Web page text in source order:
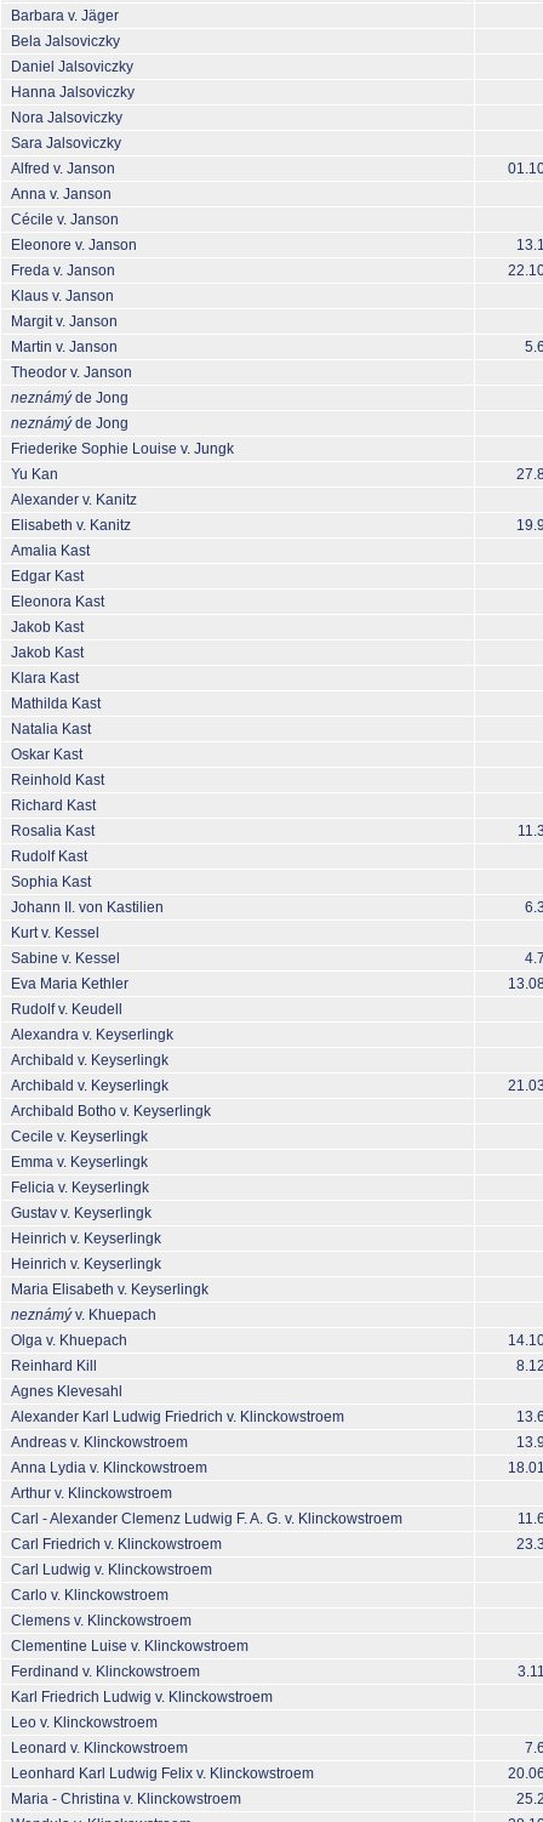
Barbara v. Jäger
Bela Jalsoviczky
Daniel Jalsoviczky
Hanna Jalsoviczky
Nora Jalsoviczky
Sara Jalsoviczky
Alfred v. Janson
Anna v. Janson
Cécile v. Janson
Eleonore v. Janson
Freda v. Janson
Klaus v. Janson
Margit v. Janson
Martin v. Janson
Theodor v. Janson
neznámýde Jong
neznámýde Jong
Friederike Sophie Louise v. Jungk
Yu Kan
Alexander v. Kanitz
Elisabeth v. Kanitz
Amalia Kast
Edgar Kast
Eleonora Kast
Jakob Kast
Jakob Kast
Klara Kast
Mathilda Kast
Natalia Kast
Oskar Kast
Reinhold Kast
Richard Kast
Rosalia Kast
Rudolf Kast
Sophia Kast
Johann II. von Kastilien
Kurt v. Kessel
Sabine v. Kessel
Eva Maria Kethler
Rudolf v. Keudell
Alexandra v. Keyserlingk
Archibald v. Keyserlingk
Archibald v. Keyserlingk
Archibald Botho v. Keyserlingk
Cecile v. Keyserlingk
Emma v. Keyserlingk
Felicia v. Keyserlingk
Gustav v. Keyserlingk
Heinrich v. Keyserlingk
Heinrich v. Keyserlingk
Maria Elisabeth v. Keyserlingk
neznámýv. Khuepach
Olga v. Khuepach
Reinhard Kill
Agnes Klevesahl
Alexander Karl Ludwig Friedrich v. Klinckowstroem
Andreas v. Klinckowstroem
Anna Lydia v. Klinckowstroem
Arthur v. Klinckowstroem
Carl - Alexander Clemenz Ludwig F. A. G. v. Klinckowstroem
Carl Friedrich v. Klinckowstroem
Carl Ludwig v. Klinckowstroem
Carlo v. Klinckowstroem
Clemens v. Klinckowstroem
Clementine Luise v. Klinckowstroem
Ferdinand v. Klinckowstroem
Karl Friedrich Ludwig v. Klinckowstroem
Leo v. Klinckowstroem
Leonard v. Klinckowstroem
Leonhard Karl Ludwig Felix v. Klinckowstroem
Maria - Christina v. Klinckowstroem